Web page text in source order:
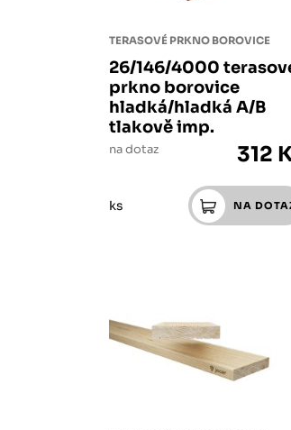
TERASOVÉ PRKNO BOROVICE
26/146/4000
prkno borovice
hladká/hladká A/B
tlakově imp.
na dotaz 312
ks